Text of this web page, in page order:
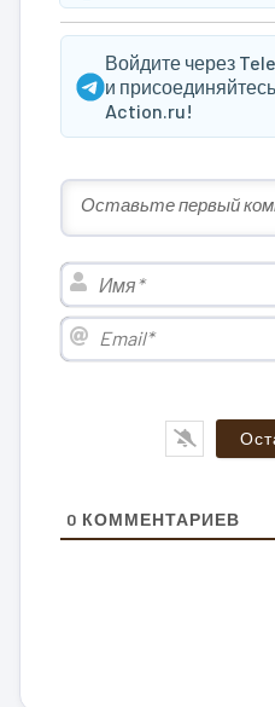
Войдите через
и
Action.ru!
0 КОММЕНТАРИЕВ